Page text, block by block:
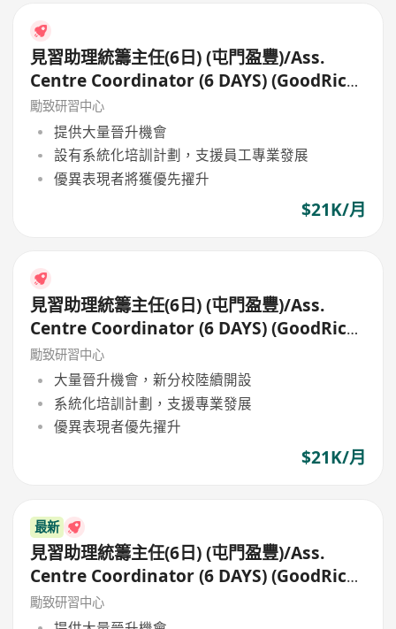
見習助理統籌主任(6日) (屯門盈豐)/Ass.
Centre Coordinator (6 DAYS) (GoodRich,
Tuen Mun)
勵致研習中心
提供大量晉升機會
設有系統化培訓計劃，支援員工專業發展
優異表現者將獲優先擢升
$21K/月
見習助理統籌主任(6日) (屯門盈豐)/Ass.
Centre Coordinator (6 DAYS) (GoodRich,
Tuen Mun)
勵致研習中心
大量晉升機會，新分校陸續開設
系統化培訓計劃，支援專業發展
優異表現者優先擢升
$21K/月
最新
見習助理統籌主任(6日) (屯門盈豐)/Ass.
Centre Coordinator (6 DAYS) (GoodRich,
Tuen Mun)
勵致研習中心